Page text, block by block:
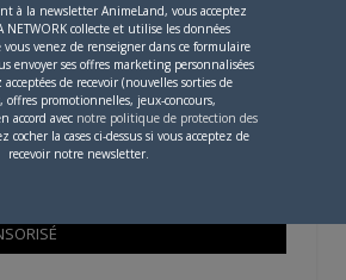
pas dans la liste,contactez-nous
à la newsletter AnimeLand, vous acceptez
NETWORK collecte et utilise les données
vous venez de renseigner dans ce formulaire
envoyer ses offres marketing personnalisées
de recevoir (nouvelles sorties de
offres promotionnelles, jeux-concours,
accord avec notre politique de protection des
cocher la cases ci-dessus si vous acceptez de
recevoir notre newsletter.